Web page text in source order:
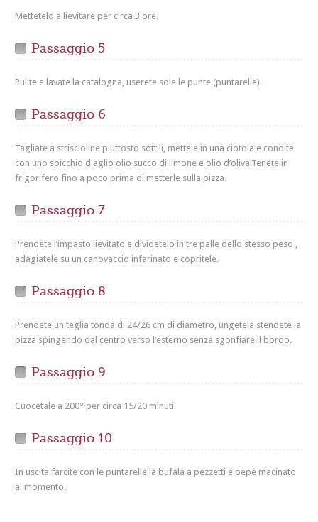
Mettetelo a lievitare per circa 3 ore.
Passaggio 5
Pulite e lavate la catalogna, userete sole le punte (puntarelle).
Passaggio 6
Tagliate a striscioline piuttosto sottili, mettele in una ciotola e condite
con uno spicchio d aglio olio succo di limone e olio d’oliva.Tenete in
frigorifero fino a poco prima di metterle sulla pizza.
Passaggio 7
Prendete l’impasto lievitato e dividetelo in tre palle dello stesso peso ,
adagiatele su un canovaccio infarinato e copritele.
Passaggio 8
Prendete un teglia tonda di 24/26 cm di diametro, ungetela stendete la
pizza spingendo dal centro verso l’esterno senza sgonfiare il bordo.
Passaggio 9
Cuocetale a 200° per circa 15/20 minuti.
Passaggio 10
In uscita farcite con le puntarelle la bufala a pezzetti e pepe macinato
al momento.